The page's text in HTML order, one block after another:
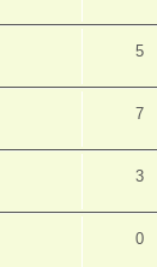
5
7
3
0